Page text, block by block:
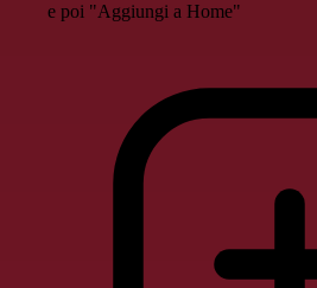
e poi "Aggiungi a Home"